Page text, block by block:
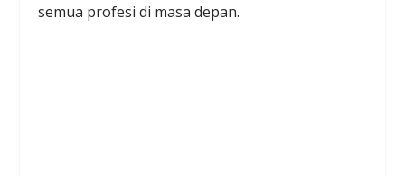
semua profesi di masa depan.